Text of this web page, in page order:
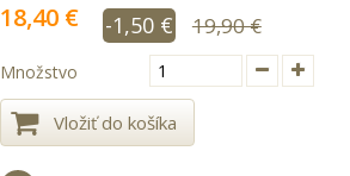
18,40 € -1,50 € 19,90 €
Množstvo
Vložiť do košíka